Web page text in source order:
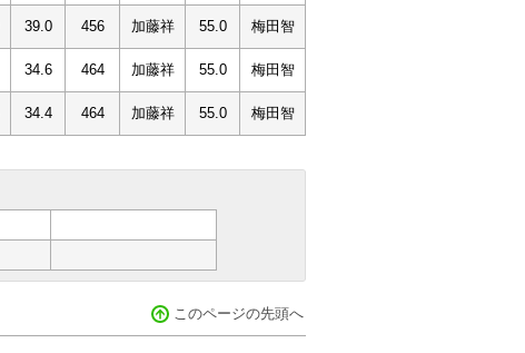
39.0 456 加藤祥 55.0 梅田智
34.6 464 加藤祥 55.0 梅田智
34.4 464 加藤祥 55.0 梅田智
このページの先頭へ